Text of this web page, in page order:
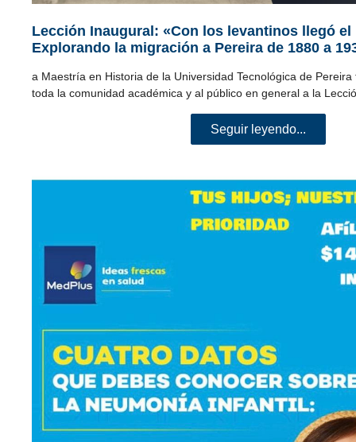
Lección Inaugural: «Con los levantinos llegó el
Explorando la migración a Pereira de 1880 a
a Maestría en Historia de la Universidad Tecnológica de
toda la comunidad académica y al público en general a la
Seguir leyendo...